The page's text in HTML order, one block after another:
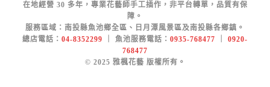
在地經營 30 多年，專業花藝師手工插作，非平台轉單，品質有保
障。
服務區域：南投縣魚池鄉全區、日月潭風景區及南投縣各鄉鎮。
總店電話： 04-8352299 ｜ 魚池服務電話： 0935-768477
0920-
768477
© 2025 雅楓花藝 版權所有。